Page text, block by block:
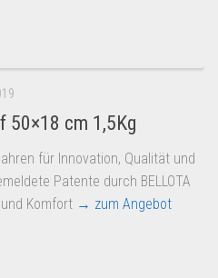
50×18 cm 1,5Kg
für Innovation, Qualität und
Patente durch BELLOTA
Komfort → zum Angebot